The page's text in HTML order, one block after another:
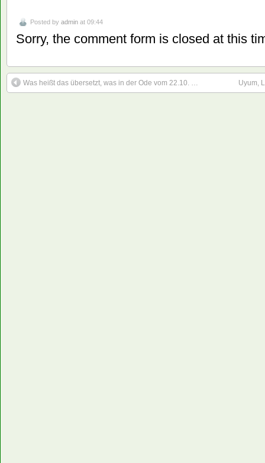
Posted by admin at 09:44
Sorry, the comment form is closed at this
Was heißt das übersetzt, was in der Ode vom 22.10. … Uyum,